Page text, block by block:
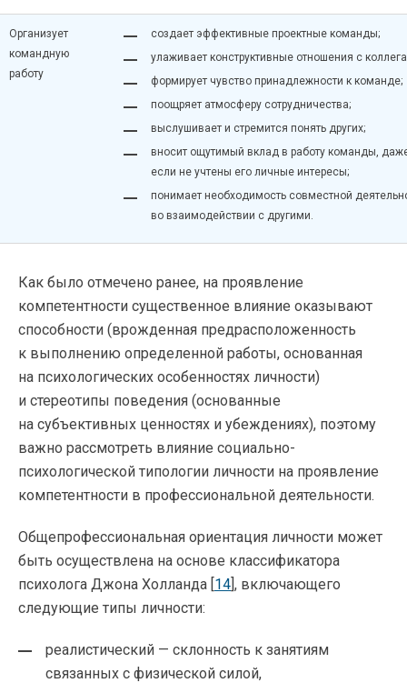
Организует
командную
работу
cоздает эффективные проектные команды;
yлаживает конструктивные отношения с
формирует чувство принадлежности к команде;
поощряет атмосферу сотрудничества;
выслушивает и стремится понять других;
вносит ощутимый вклад в работу команды,
если не учтены его личные интересы;
понимает необходимость совместной
во взаимодействии с другими.
Как было отмечено ранее, на проявление
компетентности существенное влияние оказывают
способности (врожденная предрасположенность
к выполнению определенной работы, основанная
на психологических особенностях личности)
и стереотипы поведения (основанные
на субъективных ценностях и убеждениях), поэтому
важно рассмотреть влияние социально-
психологической типологии личности на проявление
компетентности в профессиональной деятельности.
Общепрофессиональная ориентация личности может
быть осуществлена на основе классификатора
психолога Джона Холланда [ 14 ], включающего
следующие типы личности:
реалистический — склонность к занятиям
связанных с физической силой,